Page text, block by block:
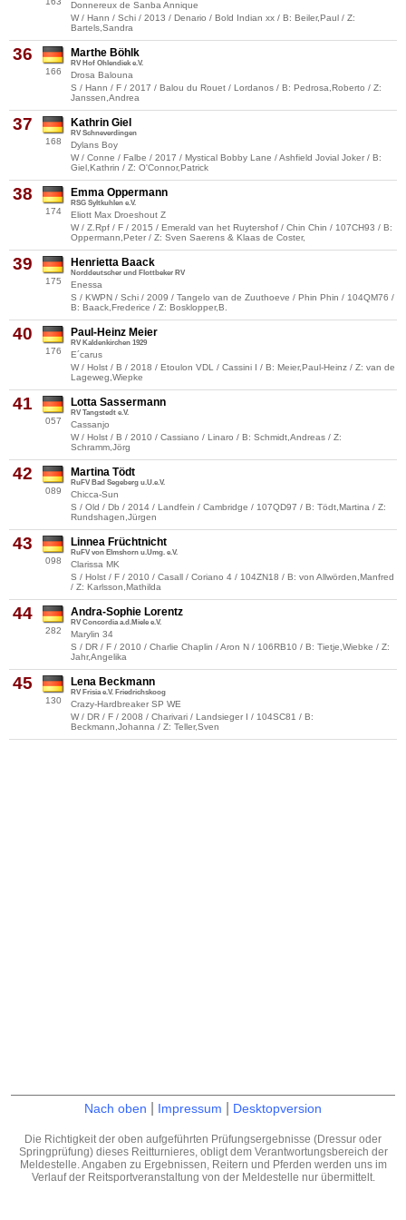
Donnereux de Sanba Annique
W / Hann / Schi / 2013 / Denario / Bold Indian xx / B: Beiler,Paul / Z:
Bartels,Sandra
36
166
Marthe Böhlk
RV Hof Ohlendiek e.V.
Drosa Balouna
S / Hann / F / 2017 / Balou du Rouet / Lordanos / B: Pedrosa,Roberto / Z:
Janssen,Andrea
37
168
Kathrin Giel
RV Schneverdingen
Dylans Boy
W / Conne / Falbe / 2017 / Mystical Bobby Lane / Ashfield Jovial Joker / B:
Giel,Kathrin / Z: O'Connor,Patrick
38
174
Emma Oppermann
RSG Syltkuhlen e.V.
Eliott Max Droeshout Z
W / Z.Rpf / F / 2015 / Emerald van het Ruytershof / Chin Chin / 107CH93 / B:
Oppermann,Peter / Z: Sven Saerens & Klaas de Coster,
39
175
Henrietta Baack
Norddeutscher und Flottbeker RV
Enessa
S / KWPN / Schi / 2009 / Tangelo van de Zuuthoeve / Phin Phin / 104QM76 /
B: Baack,Frederice / Z: Bosklopper,B.
40
176
Paul-Heinz Meier
RV Kaldenkirchen 1929
E´carus
W / Holst / B / 2018 / Etoulon VDL / Cassini I / B: Meier,Paul-Heinz / Z: van de
Lageweg,Wiepke
41
057
Lotta Sassermann
RV Tangstedt e.V.
Cassanjo
W / Holst / B / 2010 / Cassiano / Linaro / B: Schmidt,Andreas / Z:
Schramm,Jörg
42
089
Martina Tödt
RuFV Bad Segeberg u.U.e.V.
Chicca-Sun
S / Old / Db / 2014 / Landfein / Cambridge / 107QD97 / B: Tödt,Martina / Z:
Rundshagen,Jürgen
43
098
Linnea Früchtnicht
RuFV von Elmshorn u.Umg. e.V.
Clarissa MK
S / Holst / F / 2010 / Casall / Coriano 4 / 104ZN18 / B: von Allwörden,Manfred
/ Z: Karlsson,Mathilda
44
282
Andra-Sophie Lorentz
RV Concordia a.d.Miele e.V.
Marylin 34
S / DR / F / 2010 / Charlie Chaplin / Aron N / 106RB10 / B: Tietje,Wiebke / Z:
Jahr,Angelika
45
130
Lena Beckmann
RV Frisia e.V. Friedrichskoog
Crazy-Hardbreaker SP WE
W / DR / F / 2008 / Charivari / Landsieger I / 104SC81 / B:
Beckmann,Johanna / Z: Teller,Sven
Nach oben Impressum Desktopversion
Die Richtigkeit der oben aufgeführten Prüfungsergebnisse (Dressur oder
Springprüfung) dieses Reitturnieres, obligt dem Verantwortungsbereich der
Meldestelle. Angaben zu Ergebnissen, Reitern und Pferden werden uns im
Verlauf der Reitsportveranstaltung von der Meldestelle nur übermittelt.